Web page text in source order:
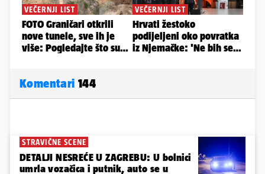
Komentari 144
STRAVIČNE SCENE
DETALJI NESREĆE U ZAGREBU: U bolnici
umrla vozačica i putnik, auto se u